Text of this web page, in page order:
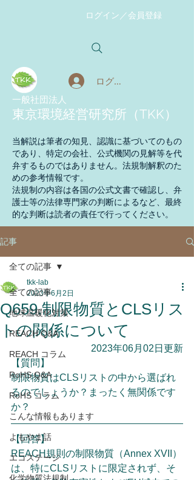
ログイン／会員登録
ログイン
​一般社団法人
東京環境経営研究所（TKK）
当解説は筆者の知見、認識に基づいてのもの
であり、特定の会社、公式機関の見解等を代
弁するものではありません。法規制解釈のた
めの参考情報です。
法規制の内容は各国の公式文書で確認し、弁
護士等の法律専門家の判断によるなど、最終
的な判断は読者の責任で行ってください。
記事
全ての記事
地球温暖化対策
REACH Q&A
REACH コラム
RoHS Q&A
RoHS コラム
こんな情報もあります
よもやま話
エコステージ
全ての記事
Q659.制限物質とCLSリス
トの関係について
tkk-lab
2023年6月2日
2023年06月02日更新
【質問】
制限物質はCLSリストの中から選ばれ
るのでしょうか？まったく無関係です
か？
【回答】
REACH規則の制限物質（Annex XVII）
は、特にCLSリストに限定されず、そ